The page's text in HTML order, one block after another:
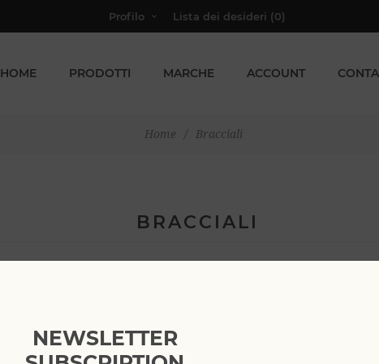
Profilo Lista dei desideri (0)
HOME PRODOTTI MARCHE ACCOUNT
Home / Bracciali
BRACCIALI
NEWSLETTER